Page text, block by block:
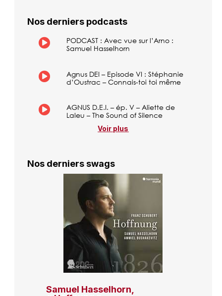
Nos derniers podcasts
PODCAST : Avec vue sur l’Arno :
Samuel Hasselhorn
Agnus DEI – Episode VI : Stéphanie
d’Oustrac – Connais-toi toi même
AGNUS D.E.I. – ép. V – Aliette de
Laleu – The Sound of Silence
Voir plus
Nos derniers swags
Samuel Hasselhorn,